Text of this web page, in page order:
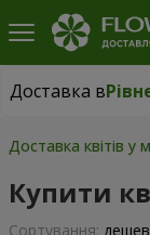
Доставка в
Доставка в
Доставка квітів у
Купити
Сортування: